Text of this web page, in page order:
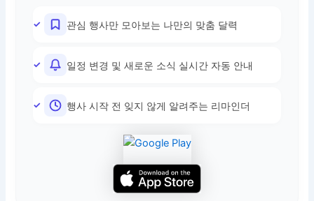
관심 행사만 모아보는 나만의 맞춤 달력
일정 변경 및 새로운 소식 실시간 자동 안내
행사 시작 전 잊지 않게 알려주는 리마인더